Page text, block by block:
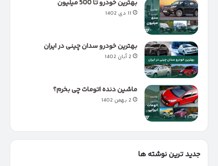
بهترین خودرو تا 500 میلیون
11 دی 1402
بهترین خودرو سدان چینی در ایران
2 آبان 1402
ماشین دنده اتومات چی بخرم؟
2 بهمن 1402
جدید ترین نوشته ها